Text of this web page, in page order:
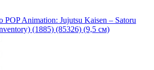
POP Animation: Jujutsu Kaisen – Satoru
(1885) (85326) (9,5 см)